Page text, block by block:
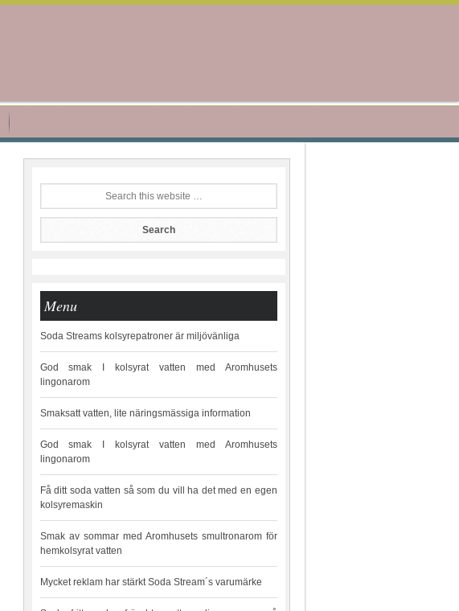
Menu
Soda Streams kolsyrepatroner är miljövänliga
God smak I kolsyrat vatten med Aromhusets
lingonarom
Smaksatt vatten, lite näringsmässiga information
God smak I kolsyrat vatten med Aromhusets
lingonarom
Få ditt soda vatten så som du vill ha det med en egen
kolsyremaskin
Smak av sommar med Aromhusets smultronarom för
hemkolsyrat vatten
Mycket reklam har stärkt Soda Stream´s varumärke